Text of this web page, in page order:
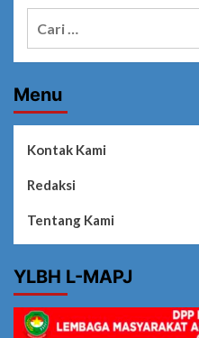
Menu
Kontak Kami
Redaksi
Tentang Kami
YLBH L-MAPJ